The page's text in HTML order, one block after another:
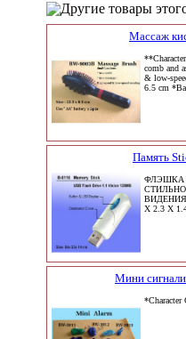
Другие товары
Массаж
comb and
& low-
6.5 cm
Память
ФЛЭШКА
ВИДЕНИЯ
X 2.3 X
Мини